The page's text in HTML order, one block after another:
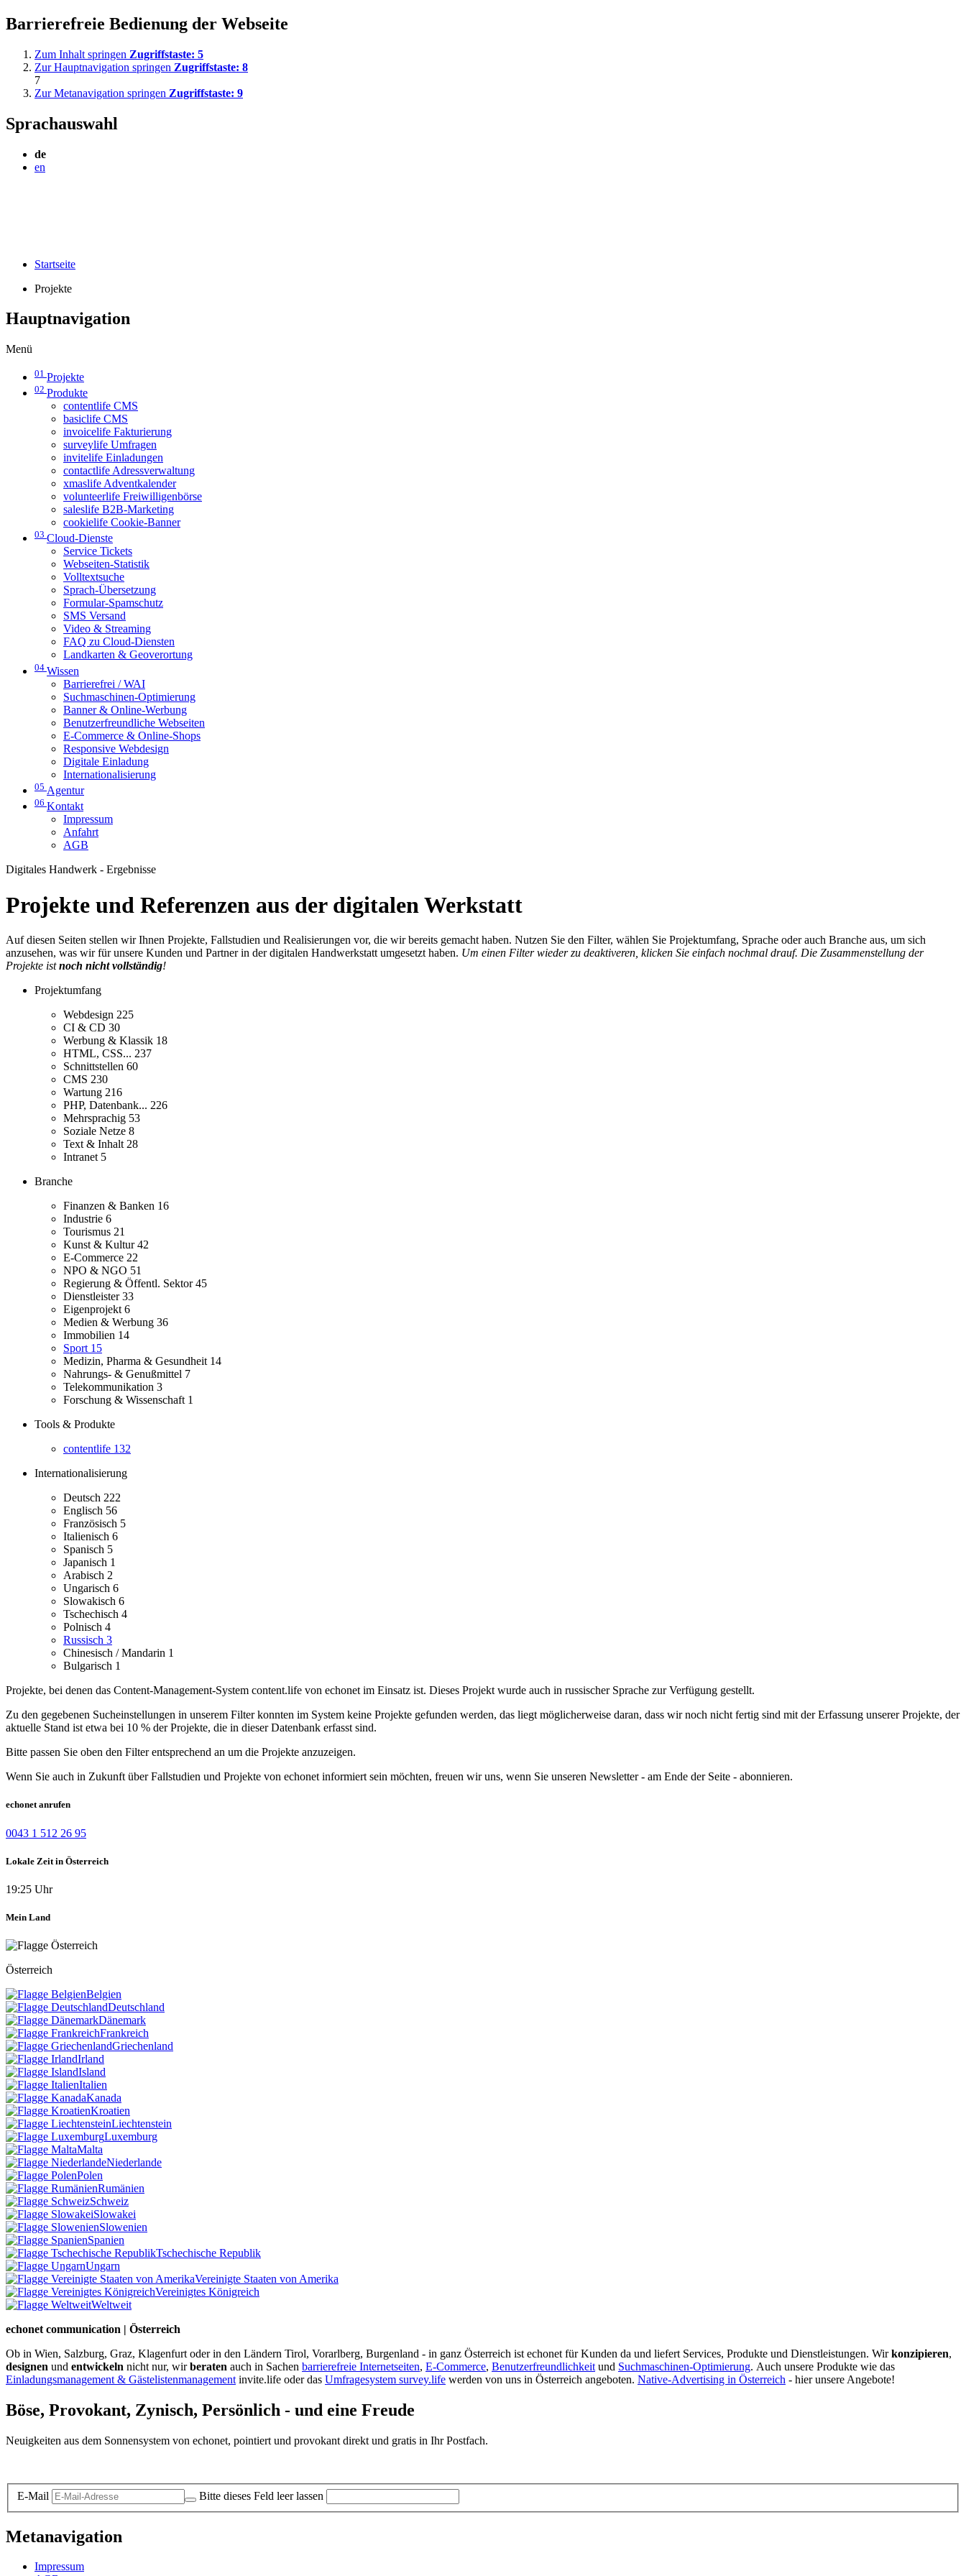
Barrierefreie Bedienung der Webseite
Zum Inhalt springen Zugriffstaste: 5
Zur Hauptnavigation springen Zugriffstaste: 8
7
Zur Metanavigation springen Zugriffstaste: 9
Sprachauswahl
de
en
Startseite
Projekte
Hauptnavigation
Menü
01 Projekte
02 Produkte
contentlife CMS
basiclife CMS
invoicelife Fakturierung
surveylife Umfragen
invitelife Einladungen
contactlife Adressverwaltung
xmaslife Adventkalender
volunteerlife Freiwilligenbörse
saleslife B2B-Marketing
cookielife Cookie-Banner
03 Cloud-Dienste
Service Tickets
Webseiten-Statistik
Volltextsuche
Sprach-Übersetzung
Formular-Spamschutz
SMS Versand
Video & Streaming
FAQ zu Cloud-Diensten
Landkarten & Geoverortung
04 Wissen
Barrierefrei / WAI
Suchmaschinen-Optimierung
Banner & Online-Werbung
Benutzerfreundliche Webseiten
E-Commerce & Online-Shops
Responsive Webdesign
Digitale Einladung
Internationalisierung
05 Agentur
06 Kontakt
Impressum
Anfahrt
AGB
Digitales Handwerk - Ergebnisse
Projekte und Referenzen aus der digitalen Werkstatt
Auf diesen Seiten stellen wir Ihnen Projekte, Fallstudien und Realisierungen vor, die wir bereits gemacht haben. Nutzen Sie den Filter, wählen Sie Projektumfang, Sprache oder auch Branche aus, um sich
anzusehen, was wir für unsere Kunden und Partner in der digitalen Handwerkstatt umgesetzt haben. Um einen Filter wieder zu deaktiveren, klicken Sie einfach nochmal drauf. Die Zusammenstellung der
Projekte istnoch nicht vollständig!
Projektumfang
Webdesign 225
CI & CD 30
Werbung & Klassik 18
HTML, CSS... 237
Schnittstellen 60
CMS 230
Wartung 216
PHP, Datenbank... 226
Mehrsprachig 53
Soziale Netze 8
Text & Inhalt 28
Intranet 5
Branche
Finanzen & Banken 16
Industrie 6
Tourismus 21
Kunst & Kultur42
E-Commerce 22
NPO & NGO 51
Regierung & Öffentl. Sektor45
Dienstleister33
Eigenprojekt 6
Medien & Werbung 36
Immobilien 14
Sport 15
Medizin, Pharma & Gesundheit 14
Nahrungs- & Genußmittel 7
Telekommunikation 3
Forschung & Wissenschaft 1
Tools & Produkte
contentlife 132
Internationalisierung
Deutsch 222
Englisch 56
Französisch 5
Italienisch 6
Spanisch 5
Japanisch 1
Arabisch 2
Ungarisch 6
Slowakisch 6
Tschechisch 4
Polnisch 4
Russisch 3
Chinesisch / Mandarin 1
Bulgarisch 1
Projekte, bei denen das Content-Management-System content.life von echonet im Einsatz ist. Dieses Projekt wurde auch in russischer Sprache zur Verfügung gestellt.
Zu den gegebenen Sucheinstellungen in unserem Filter konnten im System keine Projekte gefunden werden, das liegt möglicherweise daran, dass wir noch nicht fertig sind mit der Erfassung unserer Projekte, der
aktuelle Stand ist etwa bei 10 % der Projekte, die in dieser Datenbank erfasst sind.
Bitte passen Sie oben den Filter entsprechend an um die Projekte anzuzeigen.
Wenn Sie auch in Zukunft über Fallstudien und Projekte von echonet informiert sein möchten, freuen wir uns, wenn Sie unseren Newsletter - am Ende der Seite - abonnieren.
echonet anrufen
0043 1 512 26 95
Lokale Zeit in Österreich
19:25 Uhr
Mein Land
Österreich
Belgien
Deutschland
Dänemark
Frankreich
Griechenland
Irland
Island
Italien
Kanada
Kroatien
Liechtenstein
Luxemburg
Malta
Niederlande
Polen
Rumänien
Schweiz
Slowakei
Slowenien
Spanien
Tschechische Republik
Ungarn
Vereinigte Staaten von Amerika
Vereinigtes Königreich
Weltweit
echonet communication | Österreich
Ob in Wien, Salzburg, Graz, Klagenfurt oder in den Ländern Tirol, Vorarlberg, Burgenland - in ganz Österreich ist echonet für Kunden da und liefert Services, Produkte und Dienstleistungen. Wirkonzipieren,
designen und entwickeln nicht nur, wirberaten auch in Sachen barrierefreie Internetseiten, E-Commerce, Benutzerfreundlichkeit und Suchmaschinen-Optimierung. Auch unsere Produkte wie das
Einladungsmanagement & Gästelistenmanagement invite.life oder das Umfragesystem survey.life werden von uns in Österreich angeboten. Native-Advertising in Österreich - hier unsere Angebote!
Böse, Provokant, Zynisch, Persönlich - und eine Freude
Neuigkeiten aus dem Sonnensystem von echonet, pointiert und provokant direkt und gratis in Ihr Postfach.
E-Mail Bitte dieses Feld leer lassen
Metanavigation
Impressum